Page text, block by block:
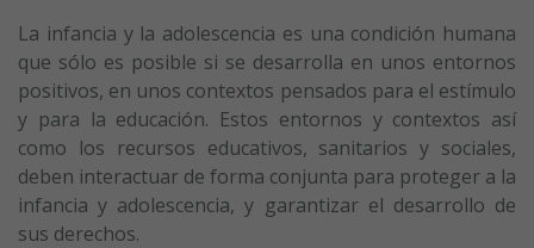
La infancia y la adolescencia es una condición humana
que sólo es posible si se desarrolla en unos entornos
positivos, en unos contextos pensados para el estímulo
y para la educación. Estos entornos y contextos así
como los recursos educativos, sanitarios y sociales,
deben interactuar de forma conjunta para proteger a la
infancia y adolescencia, y garantizar el desarrollo de
sus derechos.